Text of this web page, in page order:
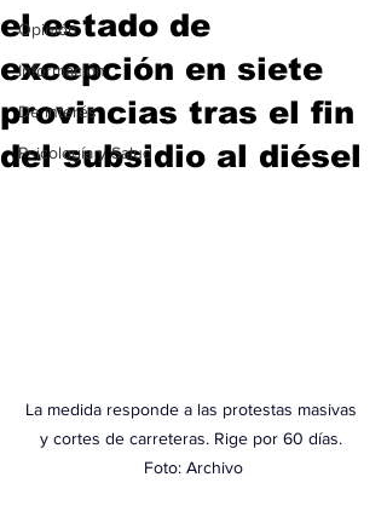
Opinión
Información
De interés
Psicología y Salud
el estado de
excepción en siete
provincias tras el fin
del subsidio al diésel
La medida responde a las protestas masivas
y cortes de carreteras. Rige por 60 días.
Foto: Archivo